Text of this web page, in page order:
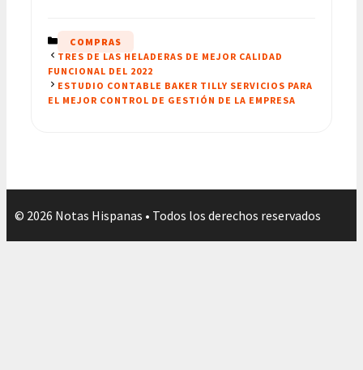
CATEGORÍAS
COMPRAS
TRES DE LAS HELADERAS DE MEJOR CALIDAD
FUNCIONAL DEL 2022
ESTUDIO CONTABLE BAKER TILLY SERVICIOS PARA
EL MEJOR CONTROL DE GESTIÓN DE LA EMPRESA
© 2026 Notas Hispanas • Todos los derechos reservados